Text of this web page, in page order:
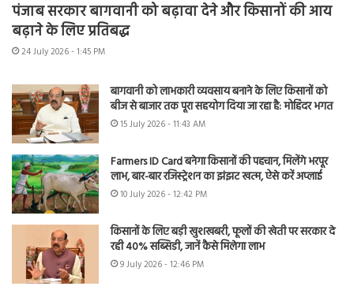
पंजाब सरकार बागवानी को बढ़ावा देने और किसानों की आय
बढ़ाने के लिए प्रतिबद्ध
24 July 2026 - 1:45 PM
बागवानी को लाभकारी व्यवसाय बनाने के लिए किसानों को
बीज से बाजार तक पूरा सहयोग दिया जा रहा है: मोहिंदर भगत
15 July 2026 - 11:43 AM
Farmers ID Card बनेगा किसानों की पहचान, मिलेंगे भरपूर
लाभ, बार-बार रजिस्ट्रेशन का झंझट खत्म, ऐसे करें अप्लाई
10 July 2026 - 12:42 PM
किसानों के लिए बड़ी खुशखबरी, फूलों की खेती पर सरकार दे
रही 40% सब्सिडी, जानें कैसे मिलेगा लाभ
9 July 2026 - 12:46 PM